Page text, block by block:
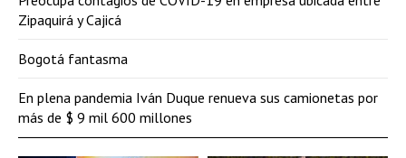
Zipaquirá y Cajicá
Bogotá fantasma
En plena pandemia Iván Duque renueva sus camionetas por
más de $ 9 mil 600 millones